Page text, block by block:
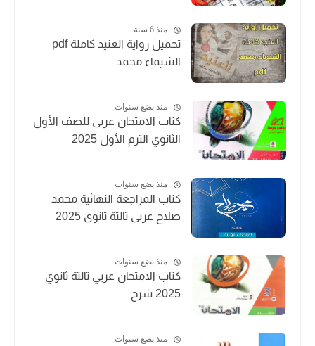
منذ 6 سنة
تحميل رواية العنيد كاملة pdf
الشيماء محمد
منذ بضع سنوات
كتاب الامتحان عربي للصف الأول
الثانوي الترم الأول 2025
منذ بضع سنوات
كتاب المراجعة النهائية محمد
صلاح عربي تالتة ثانوي 2025
منذ بضع سنوات
كتاب الامتحان عربي تالتة ثانوي
2025 شرح
منذ بضع سنوات